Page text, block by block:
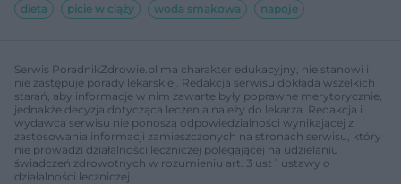
dieta picie w ciąży woda smakowa napoje
Serwis PoradnikZdrowie.pl ma charakter edukacyjny, nie stanowi i
nie zastępuje porady lekarskiej. Redakcja serwisu dokłada wszelkich
starań, aby informacje w nim zawarte były poprawne merytorycznie,
jednakże decyzja dotycząca leczenia należy do lekarza. Redakcja i
wydawca serwisu nie ponoszą odpowiedzialności wynikającej z
zastosowania informacji zamieszczonych na stronach serwisu, który
nie prowadzi działalności leczniczej polegającej na udzielaniu
świadczeń zdrowotnych w rozumieniu art. 3 ust 1 ustawy o
działalności leczniczej.